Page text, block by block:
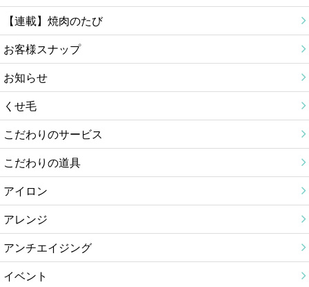
【連載】焼肉のたび
お客様スナップ
お知らせ
くせ毛
こだわりのサービス
こだわりの道具
アイロン
アレンジ
アンチエイジング
イベント